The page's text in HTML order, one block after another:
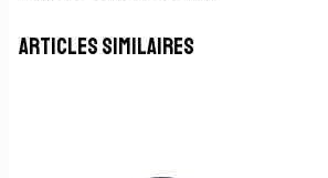
Articles similaires